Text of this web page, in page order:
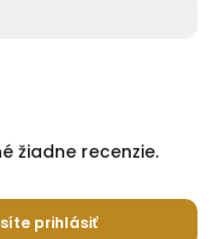
žiadne recenzie.
prihlásiť